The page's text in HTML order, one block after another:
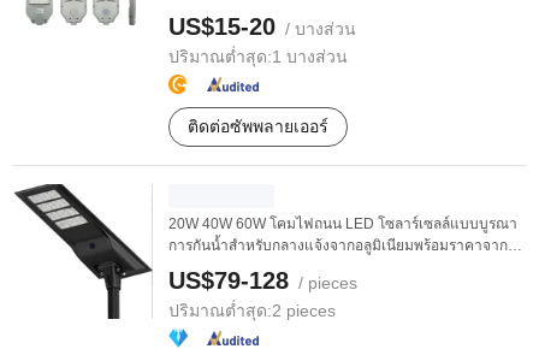
ขายดี รับรอง ...
US$15-20 / บางส่วน
ปริมาณต่ำสุด:1 บางส่วน
ติดต่อซัพพลายเออร์
20W 40W 60W โคมไฟถนน LED โซลาร์เซลล์แบบบูรณา
การกันน้ำสำหรับกลางแจ้งจากอลูมิเนียมพร้อมราคาจาก
โรงงาน
US$79-128 / pieces
ปริมาณต่ำสุด:2 pieces